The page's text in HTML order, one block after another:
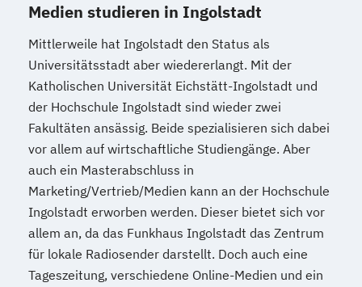
Medien studieren in Ingolstadt
Mittlerweile hat Ingolstadt den Status als
Universitätsstadt aber wiedererlangt. Mit der
Katholischen Universität Eichstätt-Ingolstadt und
der Hochschule Ingolstadt sind wieder zwei
Fakultäten ansässig. Beide spezialisieren sich dabei
vor allem auf wirtschaftliche Studiengänge. Aber
auch ein Masterabschluss in
Marketing/Vertrieb/Medien kann an der Hochschule
Ingolstadt erworben werden. Dieser bietet sich vor
allem an, da das Funkhaus Ingolstadt das Zentrum
für lokale Radiosender darstellt. Doch auch eine
Tageszeitung, verschiedene Online-Medien und ein